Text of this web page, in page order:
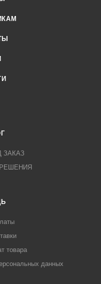
«Европочта»
ЗАКАЗ
товара
данных